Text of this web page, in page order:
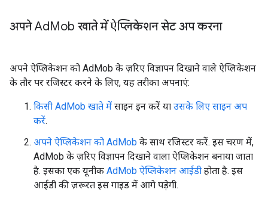
अपने AdMob खाते में ऐप्लिकेशन सेट अप करना
अपने ऐप्लिकेशन को AdMob के ज़रिए विज्ञापन दिखाने वाले ऐप्लिकेशन
के तौर पर रजिस्टर करने के लिए, यह तरीका अपनाएं:
किसी AdMob खाते में साइन इन करें या उसके लिए साइन अप
करें.
अपने ऐप्लिकेशन को AdMob के साथ रजिस्टर करें. इस चरण में,
AdMob के ज़रिए विज्ञापन दिखाने वाला ऐप्लिकेशन बनाया जाता
है. इसका एक यूनीक AdMob ऐप्लिकेशन आईडी होता है. इस
आईडी की ज़रूरत इस गाइड में आगे पड़ेगी.